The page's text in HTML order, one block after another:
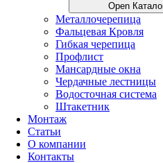
Open
Металлочерепица
Фальцевая Кровля
Гибкая черепица
Профлист
Мансардные окна
Чердачные лестницы
Водосточная система
Штакетник
Монтаж
Статьи
О компании
Контакты